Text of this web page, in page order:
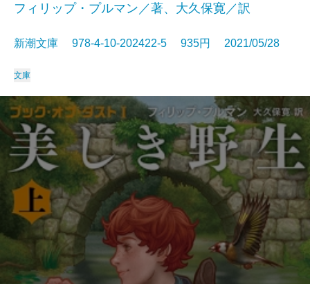
フィリップ・プルマン／著、大久保寛／訳
新潮文庫 978-4-10-202422-5 935円 2021/05/28
文庫